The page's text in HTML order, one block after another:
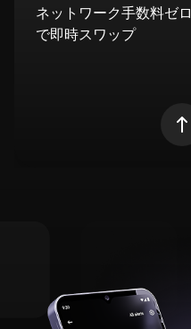
ネットワーク手数料ゼロ
で即時スワップ